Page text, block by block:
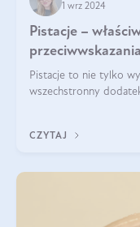
1 wrz 2024
Pistacje –
przeciwwskazania
Pistacje to nie tylko
wszechstronny
CZYTAJ